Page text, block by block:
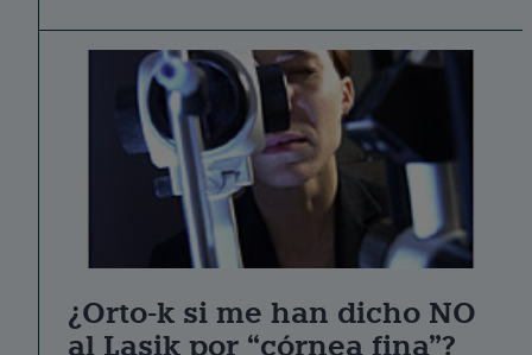
¿Orto-k si me han dicho NO
al Lasik por “córnea fina”?